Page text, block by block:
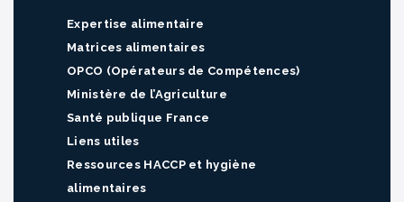
Expertise alimentaire
Matrices alimentaires
OPCO (Opérateurs de Compétences)
Ministère de l’Agriculture
Santé publique France
Liens utiles
Ressources HACCP et hygiène
alimentaires